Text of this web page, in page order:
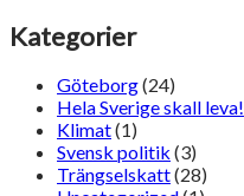
Kategorier
Göteborg(24)
Hela Sverige skall leva!
Klimat(1)
Svensk politik (3)
Trängselskatt(28)